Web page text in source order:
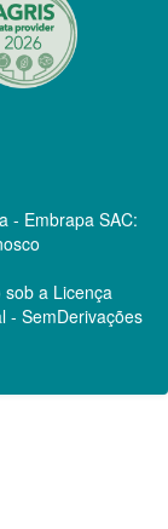
- Embrapa SAC:
a Licença
- SemDerivações